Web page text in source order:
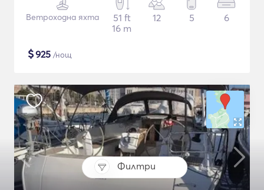
Филтри
Ветроходна яхта
51 ft
16 m
12 5 6
$925 /нощ